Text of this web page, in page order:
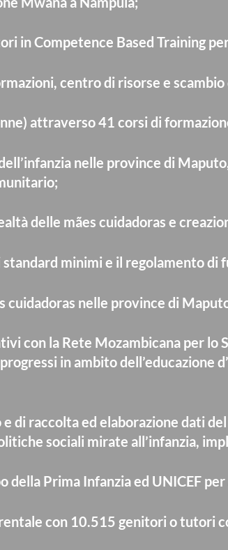
in Competence Based Training per
centro di risorse e scambio
attraverso 41 corsi di
nelle province di
delle mães cuidadoras e
minimi e il regolamento di
nelle province di
con la Rete Mozambicana per lo
in ambito dell’educazione
di raccolta ed elaborazione dati
sociali mirate all’infanzia,
della Prima Infanzia ed UNICEF
con 10.515 genitori o tutori